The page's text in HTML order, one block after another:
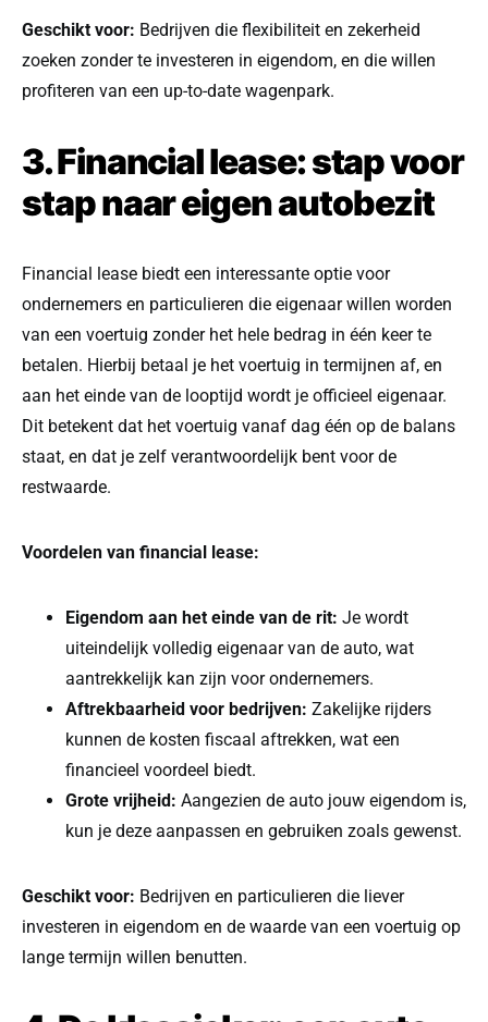
Geschikt voor: Bedrijven die flexibiliteit en zekerheid
zoeken zonder te investeren in eigendom, en die willen
profiteren van een up-to-date wagenpark.
3. Financial lease: stap voor
stap naar eigen autobezit
Financial lease biedt een interessante optie voor
ondernemers en particulieren die eigenaar willen worden
van een voertuig zonder het hele bedrag in één keer te
betalen. Hierbij betaal je het voertuig in termijnen af, en
aan het einde van de looptijd wordt je officieel eigenaar.
Dit betekent dat het voertuig vanaf dag één op de balans
staat, en dat je zelf verantwoordelijk bent voor de
restwaarde.
Voordelen van financial lease:
Eigendom aan het einde van de rit: Je wordt
uiteindelijk volledig eigenaar van de auto, wat
aantrekkelijk kan zijn voor ondernemers.
Aftrekbaarheid voor bedrijven: Zakelijke rijders
kunnen de kosten fiscaal aftrekken, wat een
financieel voordeel biedt.
Grote vrijheid: Aangezien de auto jouw eigendom is,
kun je deze aanpassen en gebruiken zoals gewenst.
Geschikt voor: Bedrijven en particulieren die liever
investeren in eigendom en de waarde van een voertuig op
lange termijn willen benutten.